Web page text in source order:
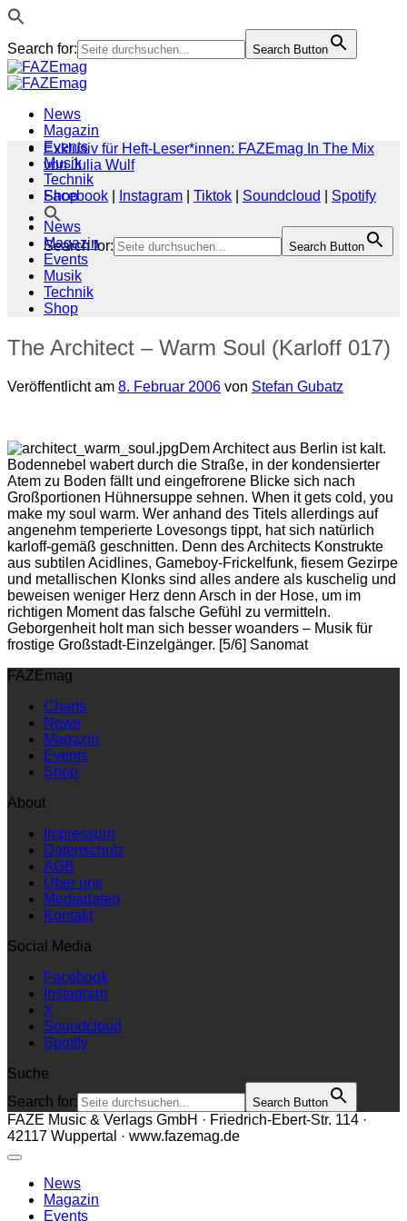
Search for: Search Button
Zum
Inhalt
News
Magazin
Events
Musik
Technik
Shop
Search for: Search Button
Exklusiv für Heft-Leser*innen: FAZEmag In The Mix
von Julia Wulf
Facebook
Instagram Tiktok Soundcloud
Spotify
News
Magazin
Events
Musik
Technik
Shop
The Architect – Warm Soul (Karloff 017)
Veröffentlicht am 8. Februar 2006 von Stefan Gubatz
Dem Architect aus Berlin ist kalt.
Bodennebel wabert durch die Straße, in der kondensierter
Atem zu Boden fällt und eingefrorene Blicke sich nach
Großportionen Hühnersuppe sehnen. When it gets cold, you
make my soul warm. Wer anhand des Titels allerdings auf
angenehm temperierte Lovesongs tippt, hat sich natürlich
karloff-gemäß geschnitten. Denn des Architects Konstrukte
aus subtilen Acidlines, Gameboy-Frickelfunk, fiesem Gezirpe
und metallischen Klonks sind alles andere als kuschelig und
beweisen weniger Herz denn Arsch in der Hose, um im
richtigen Moment das falsche Gefühl zu vermitteln.
Geborgenheit holt man sich besser woanders – Musik für
frostige Großstadt-Einzelgänger. [5/6] Sanomat
FAZEmag
Charts
News
Magazin
Events
Shop
About
Impressum
Datenschutz
AGB
Über uns
Mediadaten
Kontakt
Social Media
Facebook
Instagram
X
Soundcloud
Spotify
Suche
Search for:
Search Button
FAZE Music & Verlags GmbH · Friedrich-Ebert-Str. 114 ·
42117 Wuppertal · www.fazemag.de
News
Magazin
Events